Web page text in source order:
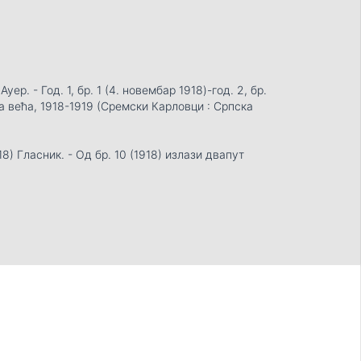
- Год. 1, бр. 1 (4. новембар 1918)-год. 2, бр.
1918-1919 (Сремски Карловци : Српска
Гласник. - Од бр. 10 (1918) излази двапут